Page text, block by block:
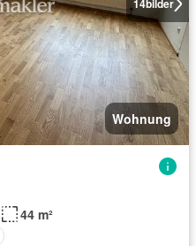
14bilder
Wohnung
44 m²